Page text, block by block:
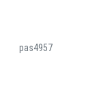
pas4957